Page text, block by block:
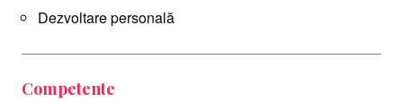
Dezvoltare personală
Competente